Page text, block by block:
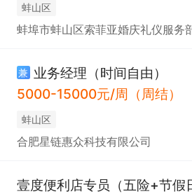
蚌山区
蚌埠市蚌山区索菲亚婚庆礼仪服务
兼 业务经理（时间自由）
5000-15000元/周（周结）
蚌山区
合肥星链惠众科技有限公司
壹度便利店专员（五险+节假